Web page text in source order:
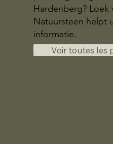
Hardenberg? Loek
Natuursteen helpt
informatie.
Voir toutes les